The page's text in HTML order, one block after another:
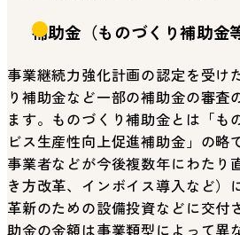
補助金（ものづくり補助金
事業継続力強化計画の認定を受け
り補助金など一部の補助金の審査
ます。ものづくり補助金とは「も
ビス生産性向上促進補助金」の略
事業者などが今後複数年にわたり
き方改革、インボイス導入など）
革新のための設備投資などに交付
助金の金額は事業類型によって異